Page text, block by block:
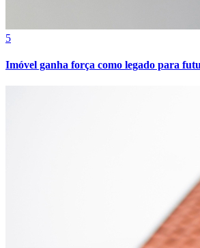
Bragantino
5
Imóvel ganha força como legado para